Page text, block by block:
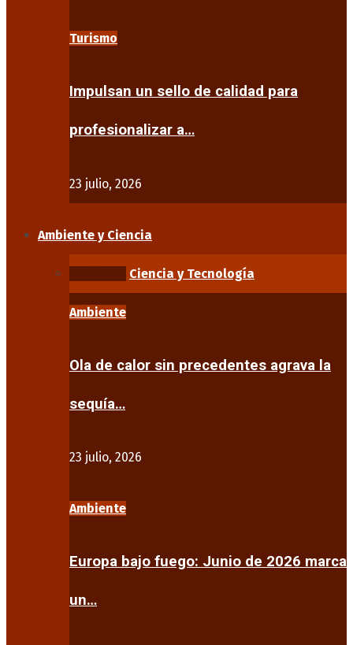
Turismo
Impulsan un sello de calidad para
profesionalizar a…
23 julio, 2026
Ambiente y Ciencia
Ciencia y Tecnología
Ambiente
Ola de calor sin precedentes agrava la
sequía…
23 julio, 2026
Ambiente
Europa bajo fuego: Junio de 2026 marca
un…